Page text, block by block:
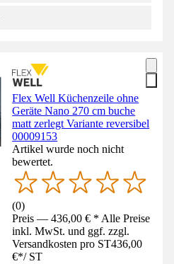
Flex Well Küchenzeile ohne
Geräte Nano 270 cm buche
matt zerlegt Variante reversibel
00009153
Artikel wurde noch nicht
bewertet.
(0)
Preis — 436,00 € * Alle Preise
inkl. MwSt. und ggf. zzgl.
Versandkosten pro ST436,00
€*/ ST